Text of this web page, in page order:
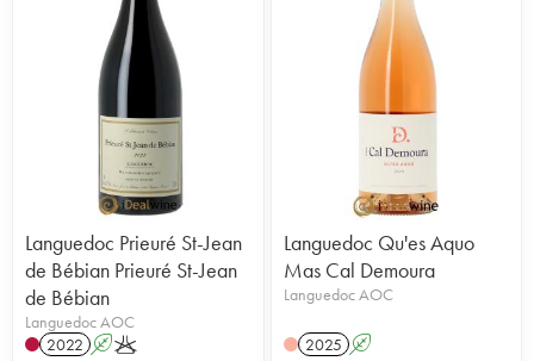
Languedoc Prieuré St-Jean
de Bébian Prieuré St-Jean
de Bébian
Languedoc AOC
2022 AK
Languedoc Qu'es Aquo
Mas Cal Demoura
Languedoc AOC
2025 A